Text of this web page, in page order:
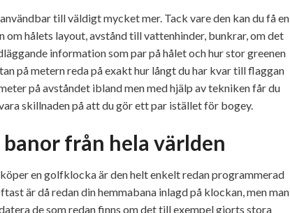
till väldigt mycket mer. Tack vare den kan du få en
hålets layout, avstånd till vattenhinder, bunkrar, om det
information som par på hålet och hur stor greenen
på metern reda på exakt hur långt du har kvar till flaggan
på avståndet ibland men med hjälp av tekniken får du
skillnaden på att du gör ett par istället för bogey.
från hela världen
en golfklocka är den helt enkelt redan programmerad
är då redan din hemmabana inlagd på klockan, men man
de som redan finns om det till exempel gjorts stora